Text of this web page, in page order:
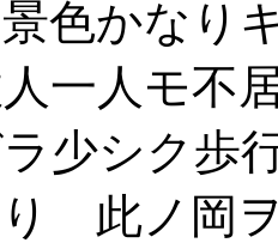
色かなり
一人モ不
少シク歩
此ノ岡